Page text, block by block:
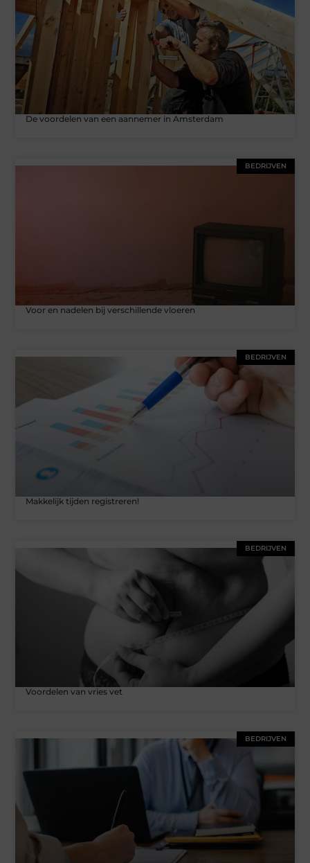
De voordelen van een aannemer in Amsterdam
BEDRIJVEN
​​Voor en nadelen bij verschillende vloeren
BEDRIJVEN
Makkelijk tijden registreren!
BEDRIJVEN
Voordelen van vries vet
BEDRIJVEN